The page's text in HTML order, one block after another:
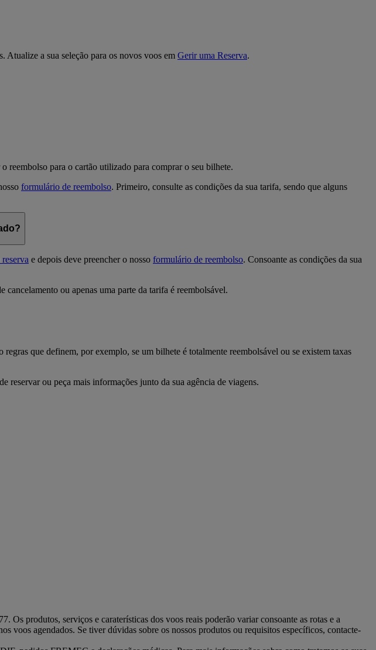
Atualize a sua seleção para os novos voos em Gerir uma Reserva.
reembolso para o cartão utilizado para comprar o seu bilhete.
formulário de reembolso. Primeiro, consulte as condições da sua tarifa, sendo que alguns
e depois deve preencher o nosso formulário de reembolso. Consoante as condições da sua
ou apenas uma parte da tarifa é reembolsável.
que definem, por exemplo, se um bilhete é totalmente reembolsável ou se existem taxas
reservar ou peça mais informações junto da sua agência de viagens.
produtos, serviços e caraterísticas dos voos reais poderão variar consoante as rotas e a
voos agendados. Se tiver dúvidas sobre os nossos produtos ou requisitos específicos, contacte-